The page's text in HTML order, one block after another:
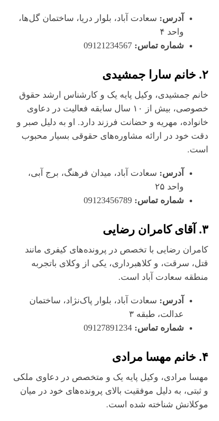
آدرس: سعادت‌ آباد، بلوار دریا، ساختمان گل‌ها،
واحد ۴
شماره تماس: 09121234567
۲. خانم سارا جمشیدی
خانم جمشیدی، وکیل پایه یک و کارشناس ارشد حقوق
خصوصی، بیش از ۱۰ سال سابقه فعالیت در دعاوی
خانواده، مهریه و حضانت فرزند دارد. او به دلیل صبر و
دقت خود در ارائه مشاوره‌های حقوقی بسیار محبوب
است.
آدرس: سعادت‌ آباد، میدان فرهنگ، برج آبی،
واحد ۲۵
شماره تماس: 09123456789
۳. آقای کامران رضایی
کامران رضایی با تخصص در پرونده‌های کیفری مانند
قتل، سرقت، و کلاهبرداری، یکی از وکلای باتجربه
منطقه سعادت‌ آباد است.
آدرس: سعادت‌ آباد، بلوار پاک‌نژاد، ساختمان
عدالت، طبقه ۳
شماره تماس: 09127891234
۴. خانم مهسا مرادی
مهسا مرادی، وکیل پایه یک و متخصص در دعاوی ملکی
و ثبتی، به دلیل موفقیت بالای پرونده‌های خود در میان
موکلانش شناخته شده است.